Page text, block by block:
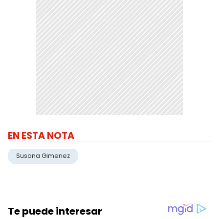
EN ESTA NOTA
Susana Gimenez